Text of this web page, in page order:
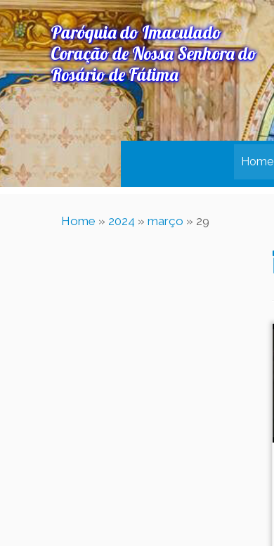
Paróquia do Imaculado
Coração de Nossa Senhora do
Rosário de Fátima
Home
Home » 2024 » março » 29